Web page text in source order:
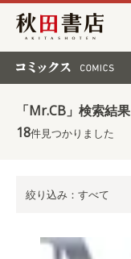
秋田書店
「Mr.CB」検索結果
18件見つかりました
絞り込み：すべて